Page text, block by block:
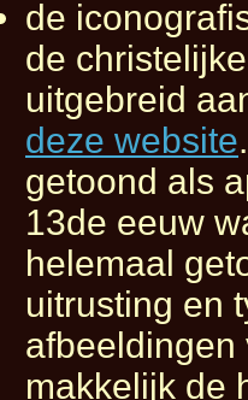
de
de
uitgebreid
deze website
getoond als
13de eeuw
helemaal
uitrusting en
afbeeldingen
makkelijk de